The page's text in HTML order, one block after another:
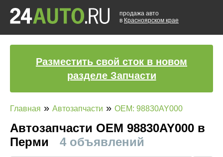
продажа авто
в Красноярском крае
Разместить свой сток в новом
разделе Запчасти
Главная » Автозапчасти » OEM: 98830AY000
Автозапчасти ОЕМ 98830AY000 в
Перми
4 объявлений